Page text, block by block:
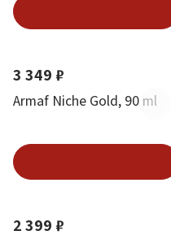
3 349 ₽
Armaf Niche Gold, 90 ml
2 399 ₽